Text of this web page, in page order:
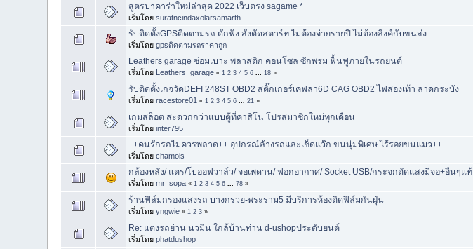
สูตรบาคาร่าใหม่ล่าสุด 2022 เว็บตรง sagame *
เริ่มโดยsuratncindaxolarsamarth
รับติดตั้งGPSติดตามรถ ดักฟัง สั่งตัดสตาร์ท ไม่ต้องจ่ายรายปี ไม่ต้องลิงค์กับขนส่ง
เริ่มโดยgpsติดตามรถราคาถูก
Leathers garage ซ่อมเบาะ พลาสติก คอนโซล ซักพรม ฟื้นฟูภายในรถยนต์
เริ่มโดย Leathers_garage « 1 2 3 4 5 6 18 »
รับติดตั้งเกจวัดDEFI 248ST OBD2 สติ๊กเกอร์เคฟล่า6D CAG OBD2 ไฟส่องเท้า ลาดกระบัง
เริ่มโดยracestore01 « 1 2 3 4 5 6 ...21 »
เกมสล็อต สะดวกกว่าแบบตู้ที่คาสิโน โปรสมาชิกใหม่ทุกเดือน
เริ่มโดยinter795
++คนรักรถไม่ควรพลาด++ อุปกรณ์ล้างรถและเช็ดแว๊ก ขนนุ่มพิเศษ ไร้รอยขนแมว++
เริ่มโดยchamois
กล้องหลัง/ แตร/โบออฟวาล์ว/ จอเพดาน/ ฟอกอากาศ/ Socket USB/กระจกตัดแสงมีจอ+อืนๆแท้
เริ่มโดยmr_sopa « 1 2 3 4 5 6 ...78 »
ร้านฟิล์มกรองแสงรถ บางกรวย-พระราม5 มีบริการห้องติดฟิล์มกันฝุ่น
เริ่มโดยyngwie « 1 2 3 »
Re: แต่งรถย่าน นวมิน ใกล้บ้านท่าน d-ushopประดับยนต์
เริ่มโดยphatdushop